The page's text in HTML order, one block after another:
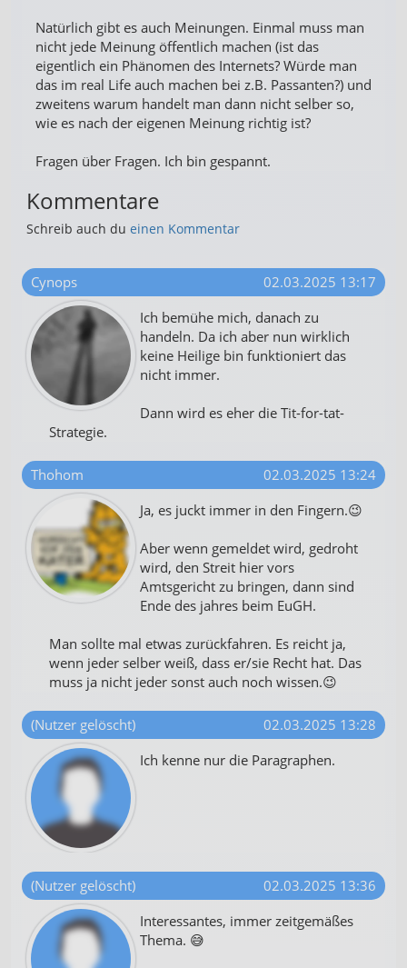
Natürlich gibt es auch Meinungen. Einmal muss man
nicht jede Meinung öffentlich machen (ist das
eigentlich ein Phänomen des Internets? Würde man
das im real Life auch machen bei z.B. Passanten?) und
zweitens warum handelt man dann nicht selber so,
wie es nach der eigenen Meinung richtig ist?
Fragen über Fragen. Ich bin gespannt.
Kommentare
Schreib auch du einen Kommentar
Cynops
02.03.2025 13:17
Ich bemühe mich, danach zu
handeln. Da ich aber nun wirklich
keine Heilige bin funktioniert das
nicht immer.
Dann wird es eher die Tit-for-tat-
Strategie.
Thohom
02.03.2025 13:24
Ja, es juckt immer in den Fingern.😉
Aber wenn gemeldet wird, gedroht
wird, den Streit hier vors
Amtsgericht zu bringen, dann sind
Ende des jahres beim EuGH.
Man sollte mal etwas zurückfahren. Es reicht ja,
wenn jeder selber weiß, dass er/sie Recht hat. Das
muss ja nicht jeder sonst auch noch wissen.😉
(Nutzer gelöscht)
02.03.2025 13:28
Ich kenne nur die Paragraphen.
(Nutzer gelöscht)
02.03.2025 13:36
Interessantes, immer zeitgemäßes
Thema. 😅